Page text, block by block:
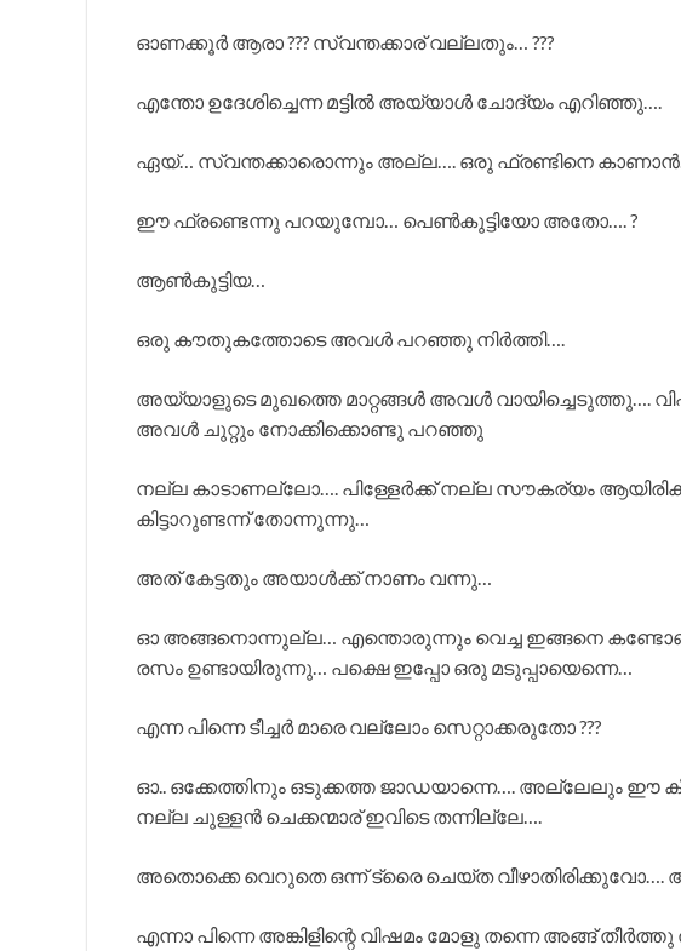
ഓണക്കൂർ ആരാ ??? സ്വന്തക്കാര് വല്ലതും… ???
എന്തോ ഉദേശിച്ചെന്ന മട്ടിൽ അയ്യാൾ ചോദ്യം എറിഞ്ഞു….
ഏയ്‌… സ്വന്തക്കാരൊന്നും അല്ല…. ഒരു ഫ്രണ്ടിനെ
ഈ ഫ്രണ്ടെന്നു പറയുമ്പോ… പെൺകുട്ടിയോ അതോ…. ?
ആൺകുട്ടിയ…
ഒരു കൗതുകത്തോടെ അവൾ പറഞ്ഞു നിർത്തി….
അയ്യാളുടെ മുഖത്തെ മാറ്റങ്ങൾ അവൾ വായിച്ചെടുത്തു….
അവൾ ചുറ്റും നോക്കിക്കൊണ്ടു പറഞ്ഞു
നല്ല കാടാണല്ലോ…. പിള്ളേർക്ക് നല്ല സൗകര്യം
കിട്ടാറുണ്ടന്ന് തോന്നുന്നു…
അത് കേട്ടതും അയാൾക്ക്‌ നാണം വന്നു…
ഓ അങ്ങനൊന്നുല്ല… എന്തൊരുന്നും വെച്ച ഇങ്ങനെ
രസം ഉണ്ടായിരുന്നു… പക്ഷെ ഇപ്പോ ഒരു മടുപ്പായെന്നെ…
എന്ന പിന്നെ ടീച്ചർ മാരെ വല്ലോം സെറ്റാക്കരുതോ ???
ഓ.. ഒക്കേത്തിനും ഒടുക്കത്ത ജാഡയാന്നെ…. അല്ലേലും ഈ
നല്ല ചുള്ളൻ ചെക്കന്മാര് ഇവിടെ തന്നില്ലേ….
അതൊക്കെ വെറുതെ ഒന്ന് ട്രൈ ചെയ്ത
എന്നാ പിന്നെ അങ്കിളിന്റെ വിഷമം മോളു തന്നെ അങ്ങ് തീർത്തു